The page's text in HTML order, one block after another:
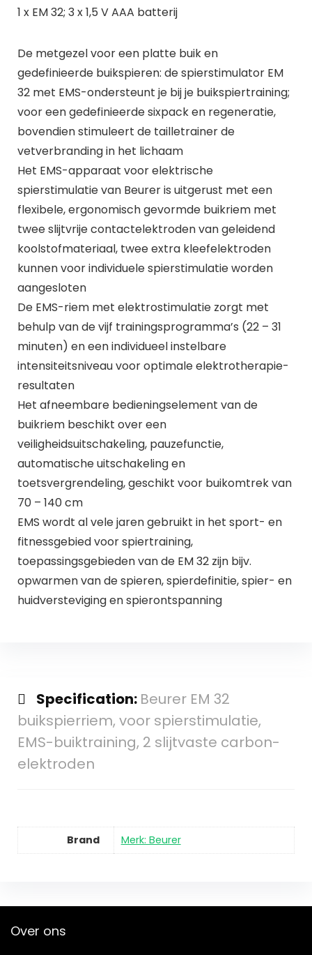
1 x EM 32; 3 x 1,5 V AAA batterij
De metgezel voor een platte buik en
gedefinieerde buikspieren: de spierstimulator EM
32 met EMS-ondersteunt je bij je buikspiertraining;
voor een gedefinieerde sixpack en regeneratie,
bovendien stimuleert de tailletrainer de
vetverbranding in het lichaam
Het EMS-apparaat voor elektrische
spierstimulatie van Beurer is uitgerust met een
flexibele, ergonomisch gevormde buikriem met
twee slijtvrije contactelektroden van geleidend
koolstofmateriaal, twee extra kleefelektroden
kunnen voor individuele spierstimulatie worden
aangesloten
De EMS-riem met elektrostimulatie zorgt met
behulp van de vijf trainingsprogramma’s (22 – 31
minuten) en een individueel instelbare
intensiteitsniveau voor optimale elektrotherapie-
resultaten
Het afneembare bedieningselement van de
buikriem beschikt over een
veiligheidsuitschakeling, pauzefunctie,
automatische uitschakeling en
toetsvergrendeling, geschikt voor buikomtrek van
70 – 140 cm
EMS wordt al vele jaren gebruikt in het sport- en
fitnessgebied voor spiertraining,
toepassingsgebieden van de EM 32 zijn bijv.
opwarmen van de spieren, spierdefinitie, spier- en
huidversteviging en spierontspanning
Specification: Beurer EM 32
buikspierriem, voor spierstimulatie,
EMS-buiktraining, 2 slijtvaste carbon-
elektroden
Brand Merk: Beurer
Over ons